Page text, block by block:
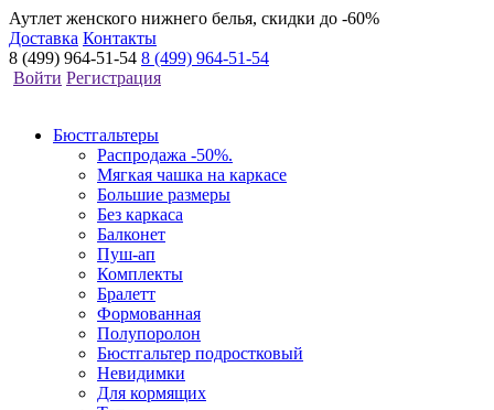
Аутлет женского нижнего белья, скидки до -60%
Доставка Контакты
8 (499) 964-51-54 8 (499) 964-51-54
Войти Регистрация
Бюстгальтеры
Распродажа -50%.
Мягкая чашка на каркасе
Большие размеры
Без каркаса
Балконет
Пуш-ап
Комплекты
Бралетт
Формованная
Полупоролон
Бюстгальтер подростковый
Невидимки
Для кормящих